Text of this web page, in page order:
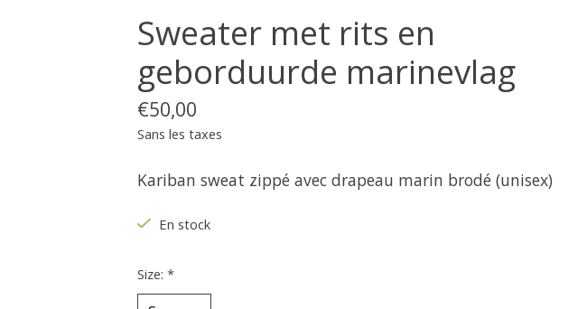
Sweater met rits en
geborduurde marinevlag
€50,00
Sans les taxes
Kariban sweat zippé avec drapeau marin brodé (unisex)
En stock
Size: *